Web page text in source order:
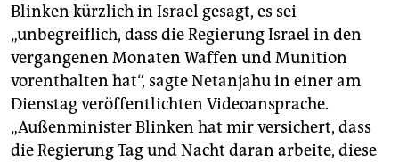
Blinken kürzlich in Israel gesagt, es sei
„unbegreiflich, dass die Regierung Israel in den
vergangenen Monaten Waffen und Munition
vorenthalten hat“, sagte Netanjahu in einer am
Dienstag veröffentlichten Videoansprache.
„Außenminister Blinken hat mir versichert, dass
die Regierung Tag und Nacht daran arbeite, diese